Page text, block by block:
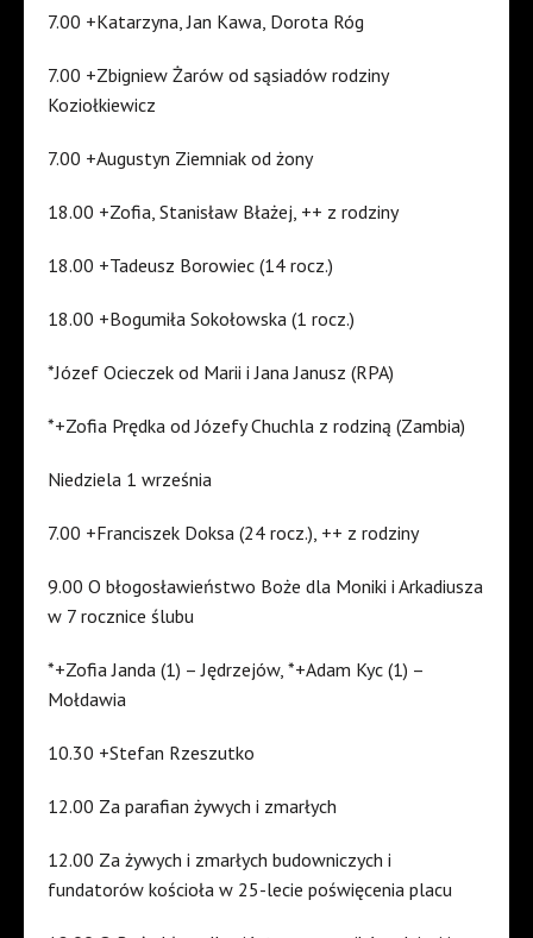
7.00 +Katarzyna, Jan Kawa, Dorota Róg
7.00 +Zbigniew Żarów od sąsiadów rodziny
Koziołkiewicz
7.00 +Augustyn Ziemniak od żony
18.00 +Zofia, Stanisław Błażej, ++ z rodziny
18.00 +Tadeusz Borowiec (14 rocz.)
18.00 +Bogumiła Sokołowska (1 rocz.)
*Józef Ocieczek od Marii i Jana Janusz (RPA)
*+Zofia Prędka od Józefy Chuchla z rodziną (Zambia)
Niedziela 1 września
7.00 +Franciszek Doksa (24 rocz.), ++ z rodziny
9.00 O błogosławieństwo Boże dla Moniki i Arkadiusza
w 7 rocznice ślubu
*+Zofia Janda (1) – Jędrzejów, *+Adam Kyc (1) –
Mołdawia
10.30 +Stefan Rzeszutko
12.00 Za parafian żywych i zmarłych
12.00 Za żywych i zmarłych budowniczych i
fundatorów kościoła w 25-lecie poświęcenia placu